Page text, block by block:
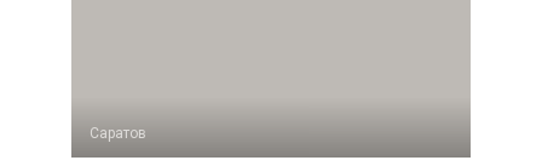
Саратов